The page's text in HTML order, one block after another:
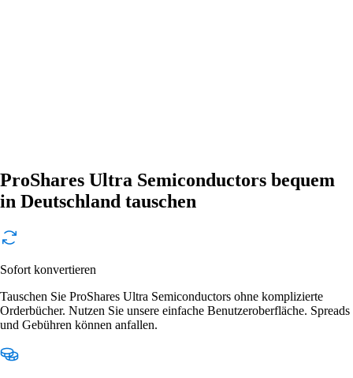
ProShares Ultra Semiconductors bequem
in Deutschland tauschen
Sofort konvertieren
Tauschen Sie ProShares Ultra Semiconductors ohne komplizierte
Orderbücher. Nutzen Sie unsere einfache Benutzeroberfläche. Spreads
und Gebühren können anfallen.